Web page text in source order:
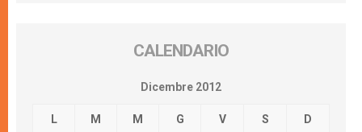
CALENDARIO
Dicembre 2012
L M M G V S D